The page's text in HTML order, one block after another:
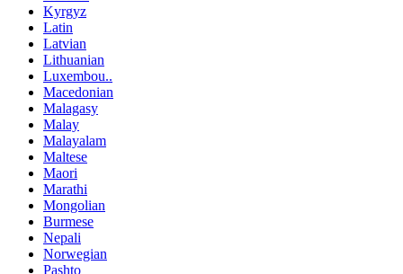
Kyrgyz
Latin
Latvian
Lithuanian
Luxembou..
Macedonian
Malagasy
Malay
Malayalam
Maltese
Maori
Marathi
Mongolian
Burmese
Nepali
Norwegian
Pashto